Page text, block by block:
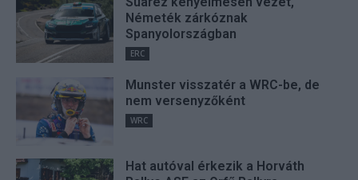
Németék zárkóznak
Spanyolországban
ERC
Munster visszatér a WRC-be, de
nem versenyzőként
WRC
Hat autóval érkezik a Horváth